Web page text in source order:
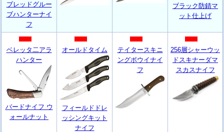
ブレッドグルー
ブハンターナイ
フ
ブラック防錆マ
ット仕上げ
ベレッタ二アラ
ハンター
バードナイフ ウ
ォールナット
オールドタイム
フィールドドレ
ッシングキット
ナイフ
テイタースキニ
ングボウイナイ
フ
256層シャーウッ
ドスキナーダマ
スカスナイフ